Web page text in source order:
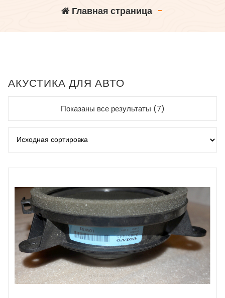
Главная страница-
АКУСТИКА ДЛЯ АВТО
Показаны все результаты (7)